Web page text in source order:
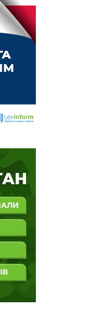
та
вст. 263
засадах
і обґрунтованим»
та «має» викладені
синонімів
синонім. рядів.
доопрац. і допов.
синонімів
і застосуванні норми
суд враховує
норм
Суду.
«повинен», «має» та
цієї
слід зазначити
в який спосіб